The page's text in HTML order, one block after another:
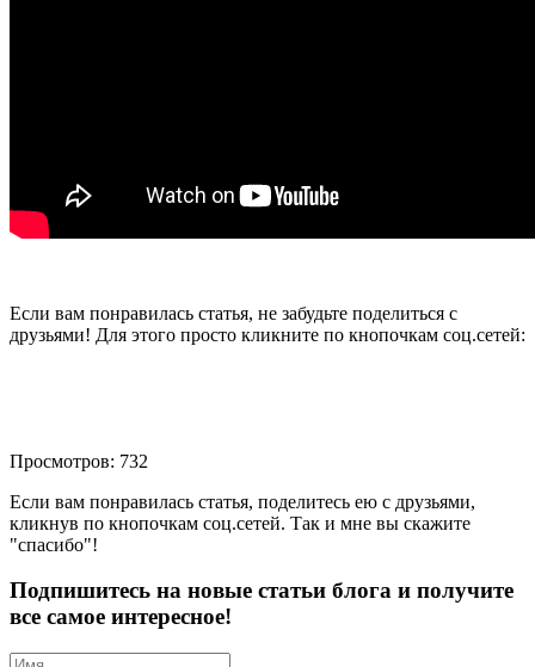
Если вам понравилась статья, не забудьте поделиться с
друзьями! Для этого просто кликните по кнопочкам соц.сетей:
Просмотров: 732
Если вам понравилась статья, поделитесь ею с друзьями,
кликнув по кнопочкам соц.сетей. Так и мне вы скажите
"спасибо"!
Подпишитесь на новые статьи блога и получите
все самое интересное!